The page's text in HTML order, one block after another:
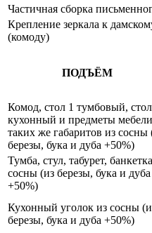
Частичная сборка
Крепление зеркала к
(комоду)
ПОДЪЁМ
Комод, стол 1 тумбовый, стол
кухонный и предметы мебели
таких же габаритов из сосны
березы, бука и дуба +50%)
Тумба, стул, табурет,
сосны (из березы, бука и дуба
+50%)
Кухонный уголок из сосны
березы, бука и дуба +50%)